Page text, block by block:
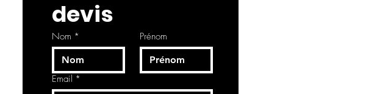
devis
Nom * Prénom
Email *